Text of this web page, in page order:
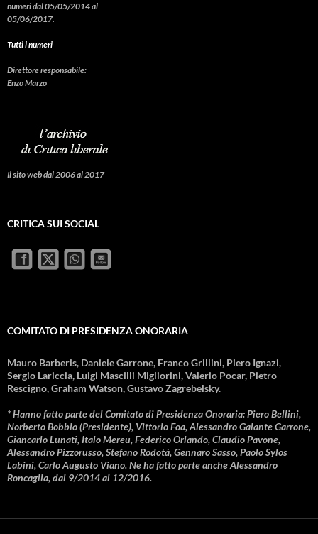
numeri dal 05/05/2014 al
05/06/2017.
Tutti i numeri
Direttore responsabile:
Enzo Marzo
Il sito web dal 2006 al 2017
CRITICA SUI SOCIAL
COMITATO DI PRESIDENZA ONORARIA
Mauro Barberis, Daniele Garrone, Franco Grillini, Piero Ignazi,
Sergio Lariccia, Luigi Mascilli Migliorini, Valerio Pocar, Pietro
Rescigno, Graham Watson, Gustavo Zagrebelsky.
* Hanno fatto parte del Comitato di Presidenza Onoraria: Piero Bellini,
Norberto Bobbio (Presidente), Vittorio Foa, Alessandro Galante Garrone,
Giancarlo Lunati, Italo Mereu, Federico Orlando, Claudio Pavone,
Alessandro Pizzorusso, Stefano Rodotà, Gennaro Sasso, Paolo Sylos
Labini, Carlo Augusto Viano. Ne ha fatto parte anche Alessandro
Roncaglia, dal 9/2014 al 12/2016.